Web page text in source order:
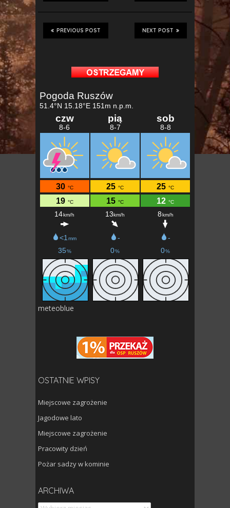
NEXT POST
PREVIOUS POST
meteoblue
OSTATNIE WPISY
Miejscowe zagrożenie
Jagodowe lato
Miejscowe zagrożenie
Pracowity dzień
Pożar sadzy w kominie
ARCHIWA
Archiwa